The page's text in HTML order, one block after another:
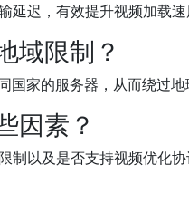
迟，有效提升视频加载速
域限制？
家的服务器，从而绕过地
因素？
以及是否支持视频优化协